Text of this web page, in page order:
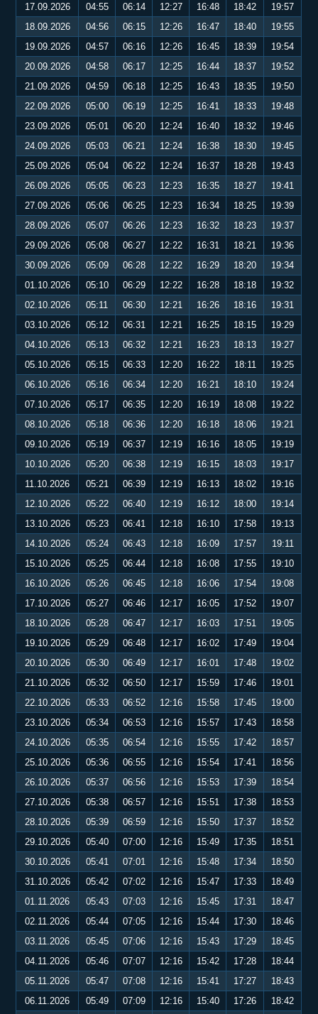
17.09.2026
04:55 06:14 12:27 16:48 18:42
19:57
18.09.2026
04:56 06:15 12:26 16:47 18:40
19:55
19.09.2026
04:57 06:16 12:26 16:45 18:39
19:54
20.09.2026
04:58 06:17 12:25 16:44 18:37
19:52
21.09.2026
04:59 06:18 12:25 16:43 18:35
19:50
22.09.2026
05:00 06:19 12:25 16:41 18:33
19:48
23.09.2026
05:01 06:20 12:24 16:40 18:32
19:46
24.09.2026
05:03 06:21 12:24 16:38 18:30
19:45
25.09.2026
05:04 06:22 12:24 16:37 18:28
19:43
26.09.2026
05:05 06:23 12:23 16:35 18:27
19:41
27.09.2026
05:06 06:25 12:23 16:34 18:25
19:39
28.09.2026
05:07 06:26 12:23 16:32 18:23
19:37
29.09.2026
05:08 06:27 12:22 16:31 18:21
19:36
30.09.2026
05:09 06:28 12:22 16:29 18:20
19:34
01.10.2026
05:10 06:29 12:22 16:28 18:18
19:32
02.10.2026
05:11 06:30 12:21 16:26 18:16
19:31
03.10.2026
05:12 06:31 12:21 16:25 18:15
19:29
04.10.2026
05:13 06:32 12:21 16:23 18:13
19:27
05.10.2026
05:15 06:33 12:20 16:22 18:11
19:25
06.10.2026
05:16 06:34 12:20 16:21 18:10
19:24
07.10.2026
05:17 06:35 12:20 16:19 18:08
19:22
08.10.2026
05:18 06:36 12:20 16:18 18:06
19:21
09.10.2026
05:19 06:37 12:19 16:16 18:05
19:19
10.10.2026
05:20 06:38 12:19 16:15 18:03
19:17
11.10.2026
05:21 06:39 12:19 16:13 18:02
19:16
12.10.2026
05:22 06:40 12:19 16:12 18:00
19:14
13.10.2026
05:23 06:41 12:18 16:10 17:58
19:13
14.10.2026
05:24 06:43 12:18 16:09 17:57
19:11
15.10.2026
05:25 06:44 12:18 16:08 17:55
19:10
16.10.2026
05:26 06:45 12:18 16:06 17:54
19:08
17.10.2026
05:27 06:46 12:17 16:05 17:52
19:07
18.10.2026
05:28 06:47 12:17 16:03 17:51
19:05
19.10.2026
05:29 06:48 12:17 16:02 17:49
19:04
20.10.2026
05:30 06:49 12:17 16:01 17:48
19:02
21.10.2026
05:32 06:50 12:17 15:59 17:46
19:01
22.10.2026
05:33 06:52 12:16 15:58 17:45
19:00
23.10.2026
05:34 06:53 12:16 15:57 17:43
18:58
24.10.2026
05:35 06:54 12:16 15:55 17:42
18:57
25.10.2026
05:36 06:55 12:16 15:54 17:41
18:56
26.10.2026
05:37 06:56 12:16 15:53 17:39
18:54
27.10.2026
05:38 06:57 12:16 15:51 17:38
18:53
28.10.2026
05:39 06:59 12:16 15:50 17:37
18:52
29.10.2026
05:40 07:00 12:16 15:49 17:35
18:51
30.10.2026
05:41 07:01 12:16 15:48 17:34
18:50
31.10.2026
05:42 07:02 12:16 15:47 17:33
18:49
01.11.2026
05:43 07:03 12:16 15:45 17:31
18:47
02.11.2026
05:44 07:05 12:16 15:44 17:30
18:46
03.11.2026
05:45 07:06 12:16 15:43 17:29
18:45
04.11.2026
05:46 07:07 12:16 15:42 17:28
18:44
05.11.2026
05:47 07:08 12:16 15:41 17:27
18:43
06.11.2026
05:49 07:09 12:16 15:40 17:26
18:42